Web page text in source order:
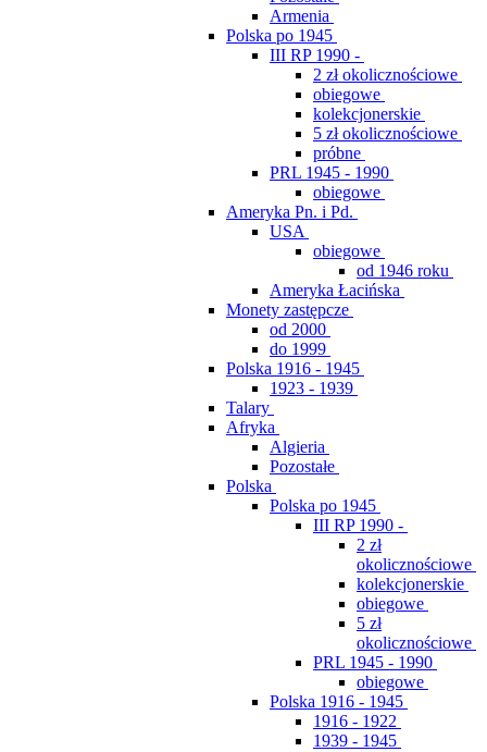
Armenia
Polska po 1945
III RP 1990 -
2 zł okolicznościowe
obiegowe
kolekcjonerskie
5 zł okolicznościowe
próbne
PRL 1945 - 1990
obiegowe
Ameryka Pn. i Pd.
USA
obiegowe
od 1946 roku
Ameryka Łacińska
Monety zastępcze
od 2000
do 1999
Polska 1916 - 1945
1923 - 1939
Talary
Afryka
Algieria
Pozostałe
Polska
Polska po 1945
III RP 1990 -
2 zł
okolicznościowe
kolekcjonerskie
obiegowe
5 zł
okolicznościowe
PRL 1945 - 1990
obiegowe
Polska 1916 - 1945
1916 - 1922
1939 - 1945